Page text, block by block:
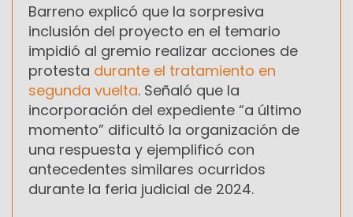
Barreno explicó que la sorpresiva
inclusión del proyecto en el temario
impidió al gremio realizar acciones de
protesta durante el tratamiento en
segunda vuelta. Señaló que la
incorporación del expediente “a último
momento” dificultó la organización de
una respuesta y ejemplificó con
antecedentes similares ocurridos
durante la feria judicial de 2024.